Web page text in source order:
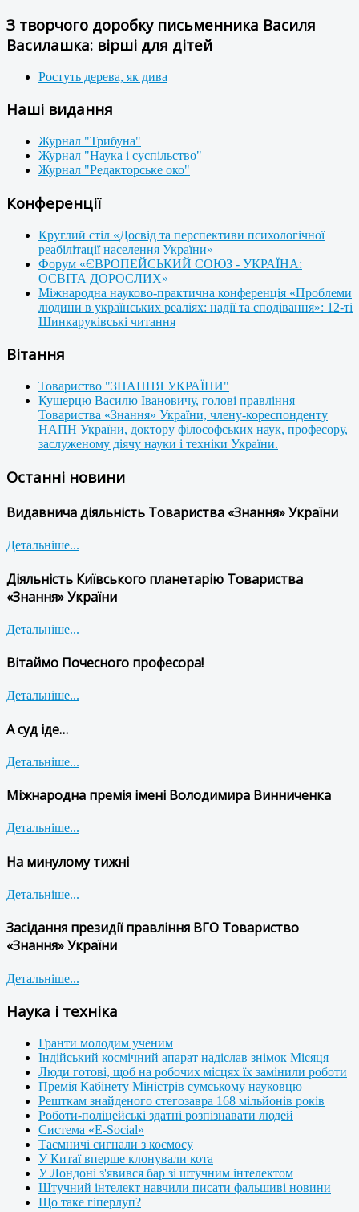
З творчого доробку письменника Василя
Василашка: вірші для дітей
Ростуть дерева, як дива
Наші видання
Журнал "Трибуна"
Журнал "Наука і суспільство"
Журнал "Редакторське око"
Конференції
Круглий стіл «Досвід та перспективи психологічної
реабілітації населення України»
Форум «ЄВРОПЕЙСЬКИЙ СОЮЗ - УКРАЇНА:
ОСВІТА ДОРОСЛИХ»
Міжнародна науково-практична конференція «Проблеми
людини в українських реаліях: надії та сподівання»: 12-ті
Шинкаруківські читання
Вітання
Товариство "ЗНАННЯ УКРАЇНИ"
Кушерцю Василю Івановичу, голові правління
Товариства «Знання» України, члену-кореспонденту
НАПН України, доктору філософських наук, професору,
заслуженому діячу науки і техніки України.
Останні новини
Видавнича діяльність Товариства «Знання» України
Детальніше...
Діяльність Київського планетарію Товариства
«Знання» України
Детальніше...
Вітаймо Почесного професора!
Детальніше...
А суд іде…
Детальніше...
Міжнародна премія імені Володимира Винниченка
Детальніше...
На минулому тижні
Детальніше...
Засідання президії правління ВГО Товариство
«Знання» України
Детальніше...
Наука і техніка
Гранти молодим ученим
Індійський космічний апарат надіслав знімок Місяця
Люди готові, щоб на робочих місцях їх замінили роботи
Премія Кабінету Міністрів сумському науковцю
Решткам знайденого стегозавра 168 мільйонів років
Роботи-поліцейські здатні розпізнавати людей
Система «E-Social»
Таємничі сигнали з космосу
У Китаї вперше клонували кота
У Лондоні з'явився бар зі штучним інтелектом
Штучний інтелект навчили писати фальшиві новини
Що таке гіперлуп?